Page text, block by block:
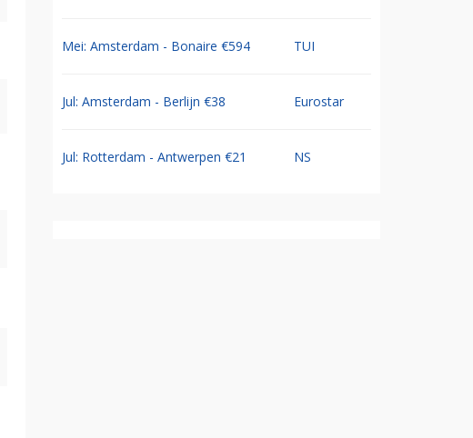
Mei: Amsterdam - Bonaire €594 TUI
Jul: Amsterdam - Berlijn €38 Eurostar
Jul: Rotterdam - Antwerpen €21 NS